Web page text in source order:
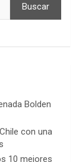
Buscar
Bolden
con una
10 mejores